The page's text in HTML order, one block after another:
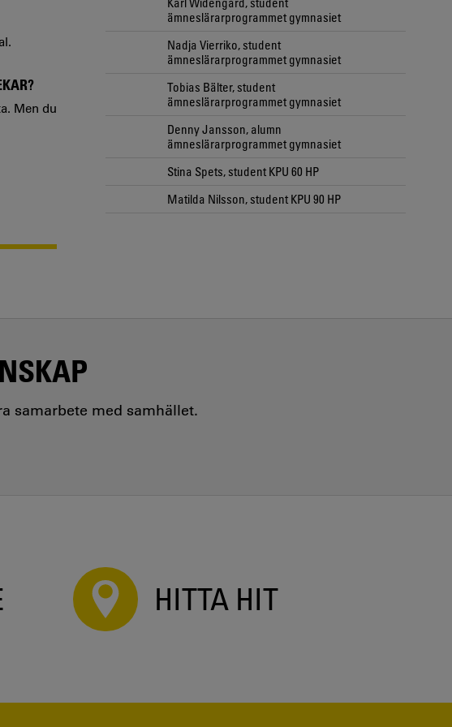
Men du
ämneslärarprogrammet gymnasiet
Nadja Vierriko, student
ämneslärarprogrammet gymnasiet
Tobias Bälter, student
ämneslärarprogrammet gymnasiet
Denny Jansson, alumn
ämneslärarprogrammet gymnasiet
Stina Spets, student KPU 60 HP
Matilda Nilsson, student KPU 90 HP
samarbete med samhället.
HITTA HIT